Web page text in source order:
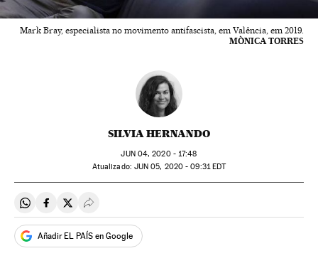
Mark Bray, especialista no movimento antifascista, em Valência, em 2019.
MÒNICA TORRES
SILVIA HERNANDO
JUN 04, 2020 - 17:48
atualizado: JUN 05, 2020 - 09:31EDT
Compartir en Whatsapp
Compartir en Facebook
Compartir en Twitter
Desplegar Redes Sociales
Añadir EL PAÍS en Google